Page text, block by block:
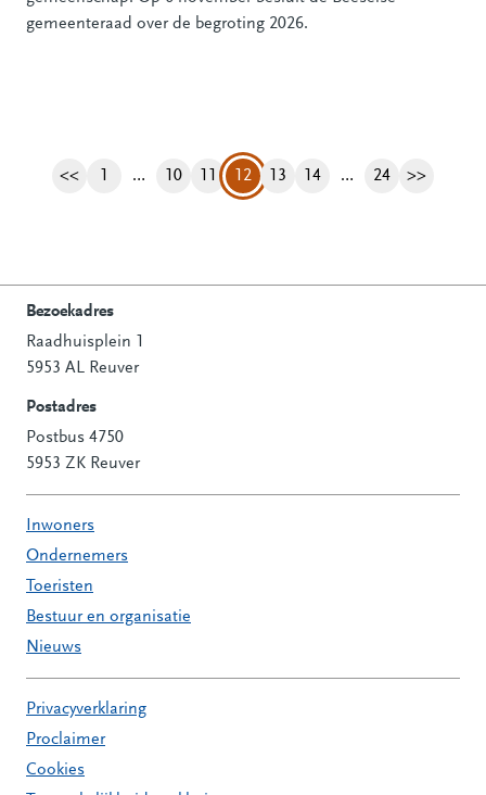
gemeenteraad over de begroting 2026.
Vorige pagina
<< Pagina
1 … Pagina
10 Pagina
11 12 Pagina
13 Pagina
14 … Pagina
24 >>
Contactinformatie
Bezoekadres
Raadhuisplein 1
5953 AL Reuver
Postadres
Postbus 4750
5953 ZK Reuver
Inwoners
Ondernemers
Toeristen
Bestuur en organisatie
Nieuws
Privacyverklaring
Proclaimer
Cookies